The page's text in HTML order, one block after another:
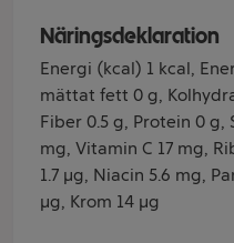
Näringsdeklaration
Energi (kcal) 1 kcal,
mättat fett 0 g,
Fiber 0.5 g, Protein 0 g,
mg, Vitamin C 17 mg,
1.7 µg, Niacin 5.6 mg,
µg, Krom 14 µg